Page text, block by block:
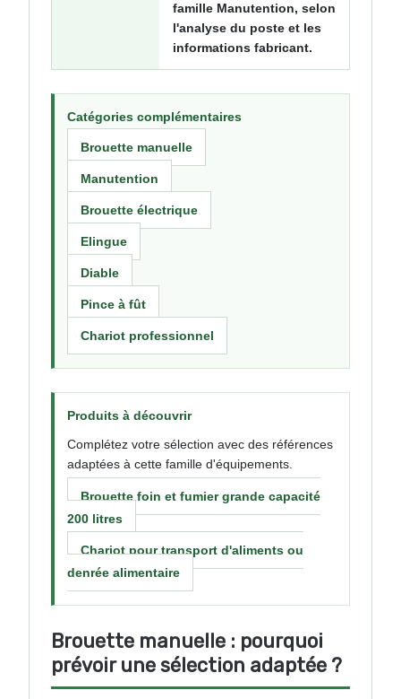
famille Manutention, selon
l'analyse du poste et les
informations fabricant.
Catégories complémentaires
Brouette manuelle
Manutention
Brouette électrique
Elingue
Diable
Pince à fût
Chariot professionnel
Produits à découvrir
Complétez votre sélection avec des références
adaptées à cette famille d'équipements.
Brouette foin et fumier grande capacité
200 litres
Chariot pour transport d'aliments ou
denrée alimentaire
Brouette manuelle : pourquoi
prévoir une sélection adaptée ?